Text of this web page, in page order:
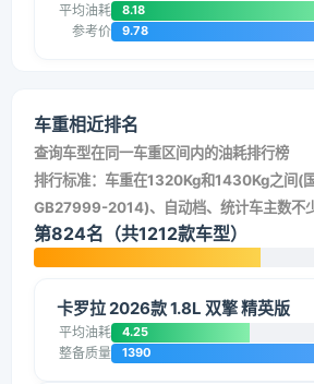
平均油耗 8.18
参考价 9.78
车重相近排名
查询车型在同一车重区间内的油耗排行榜
排行标准：车重在1320Kg和1430Kg之间(
GB27999-2014)、自动档、统计车主数不
第824名（共1212款车型）
卡罗拉 2026款 1.8L 双擎 精英版
平均油耗 4.25
整备质量 1390